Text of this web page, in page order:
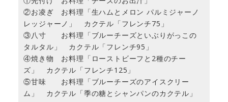
②お凌ぎ お料理「生ハムとメロン パルミジャーノ
レッジャーノ」 カクテル「フレンチ75」
③八寸 お料理「ブルーチーズといぶりがっこの
タルタル」 カクテル「フレンチ95」
④焼き物 お料理「ローストビーフと2種のチー
ズ」 カクテル「フレンチ125」
⑤甘味 お料理「ブルーチーズのアイスクリー
ム」 カクテル「季の糖とシャンパンのカクテル」